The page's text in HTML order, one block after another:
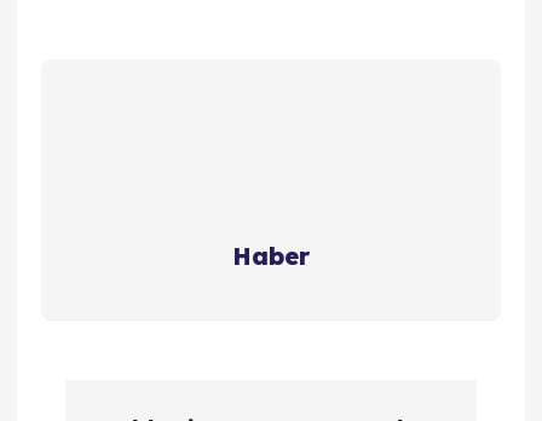
Haber